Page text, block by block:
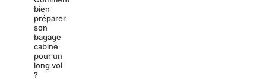
bien
préparer
son
bagage
cabine
pour un
long vol
?